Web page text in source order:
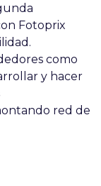
Fotoprix
como
y hacer
red de